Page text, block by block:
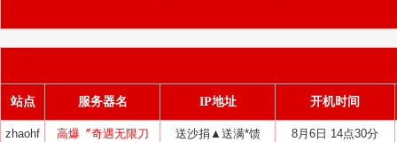
站点 服务器名 IP地址 开机时间
zhaohf 高爆〞奇遇无限刀 送沙捐▲送满*馈 8月6日 14点30分